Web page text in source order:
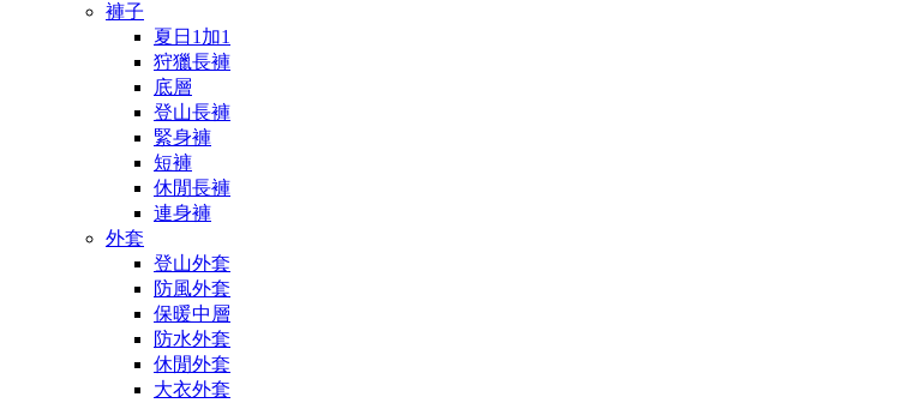
褲子
夏日1加1
狩獵長褲
底層
登山長褲
緊身褲
短褲
休閒長褲
連身褲
外套
登山外套
防風外套
保暖中層
防水外套
休閒外套
大衣外套